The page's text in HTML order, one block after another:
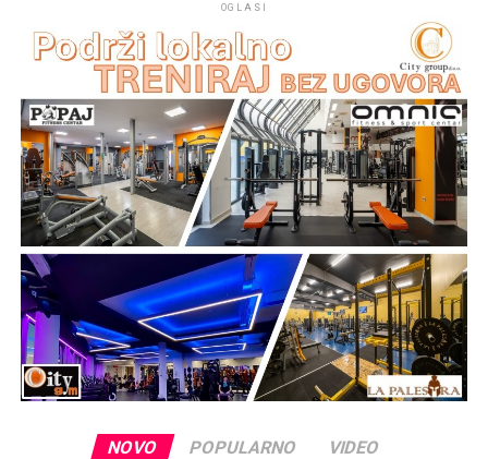
Na mjestu crkvice Gospe od Sniga pomorci su 1514.
godine pronašli sliku Gospe od Sniga te je u njenu čast i
spomen podignuta crkva koja je od tada mjesto vjere,
pouzdanja i izraz ljubavi prema nebeskoj Majci.
„Taj kip je znak vjere, podsjetnik da je Gospa trajno
prisutna među svojim narodom i da majčinskom brigom
prati sve koji tuda prolaze. Gospin pogled je okrenut
prema moru, prema brodicama koje plove tom uvalom,
prema ribarima i obiteljima koje putuju između otoka i
prema putnicima tim morskim putem. To je pogled naše
nebeske Majke koja nas voli, bdije nad nama, hrabri, tješi
i zagovara svoju djecu pred Bogom“, rekao je mons.
Zgrablić.
OGLASI
NOVO POPULARNO VIDEO